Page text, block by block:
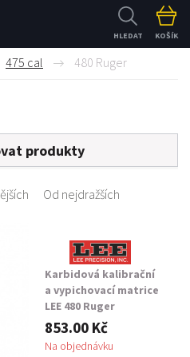
HLEDAT KOŠÍK
475 cal 480 Ruger
produkty
Od nejdražších
Karbidová kalibrační
a vypichovací matrice
LEE 480 Ruger
853.00 Kč
Na objednávku